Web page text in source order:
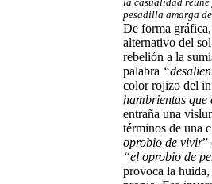
pesadilla amarga
De forma
alternativo del
rebelión a la
palabra
color rojizo del
hambrientas que
entraña una
términos de una
oprobio de vivir”
“el oprobio de
provoca la huida,